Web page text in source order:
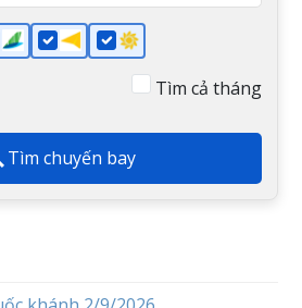
Tìm cả tháng
Tìm chuyến bay